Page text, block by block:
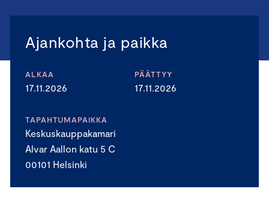
Ajankohta ja paikka
ALKAA
17.11.2026
PÄÄTTYY
17.11.2026
TAPAHTUMAPAIKKA
Keskuskauppakamari
Alvar Aallon katu 5 C
00101 Helsinki